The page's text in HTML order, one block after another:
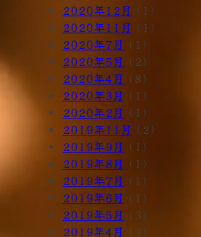
2020年12月 (1)
2020年11月 (1)
2020年7月 (1)
2020年5月 (2)
2020年4月 (8)
2020年3月 (1)
2020年2月 (1)
2019年11月 (2)
2019年9月 (1)
2019年8月 (1)
2019年7月 (1)
2019年6月 (1)
2019年5月 (3)
2019年4月 (3)